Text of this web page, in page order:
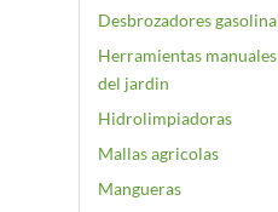
Desbrozadores
Herramientas
del jardin
Hidrolimpiadoras
Mallas agricolas
Mangueras